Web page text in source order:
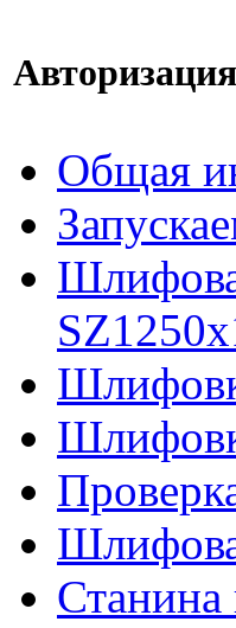
Авторизация
Общая